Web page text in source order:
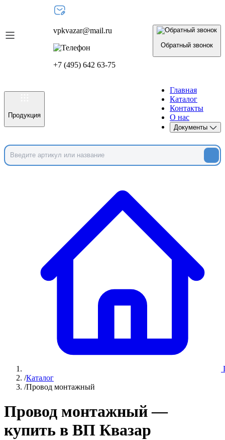
vpkvazar@mail.ru
+7 (495) 642 63-75
Обратный звонок
Продукция
Главная
Каталог
Контакты
О нас
Документы
/Каталог
/Провод монтажный
Провод монтажный —
купить в ВП Квазар